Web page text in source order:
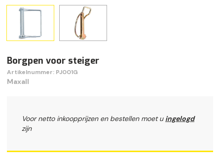
Borgpen voor steiger
Artikelnummer: PJ001G
Maxall
Voor netto inkoopprijzen en bestellen moet u ingelogd
zijn